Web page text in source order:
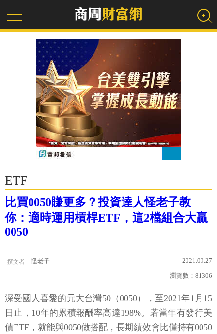
ETF
比買0050賺更多？投資達人怪老子教
你：適時運用槓桿ETF，這2檔組合大贏
0050
撰文者 怪老子 2021.09.27
瀏覽數： 81306
深受國人喜愛的元大台灣50（0050），至2021年1月15
日止，10年的累積報酬率高達198%。若當年有發行美
債ETF，就能與0050做搭配，長期績效會比僅持有0050